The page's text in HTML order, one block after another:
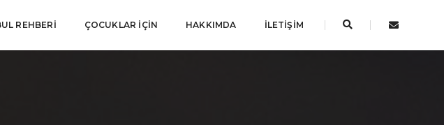
REHBERI ÇOCUKLAR İÇIN HAKKIMDA İLETIŞIM